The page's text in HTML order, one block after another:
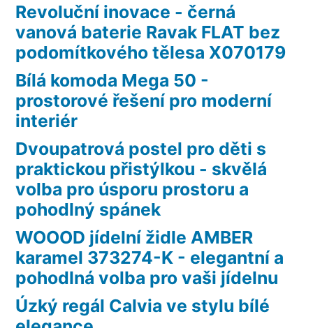
Revoluční inovace - černá
vanová baterie Ravak FLAT bez
podomítkového tělesa X070179
Bílá komoda Mega 50 -
prostorové řešení pro moderní
interiér
Dvoupatrová postel pro děti s
praktickou přistýlkou - skvělá
volba pro úsporu prostoru a
pohodlný spánek
WOOOD jídelní židle AMBER
karamel 373274-K - elegantní a
pohodlná volba pro vaši jídelnu
Úzký regál Calvia ve stylu bílé